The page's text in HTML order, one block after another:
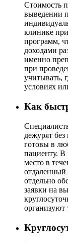
Стоимость
выведении
клинике
программ,
доходами
именно
при
учитывать,
условиях
Как
дежурят
готовы в
пациенту. В
место в
отдаленный
отдельно
заявки на
организуют